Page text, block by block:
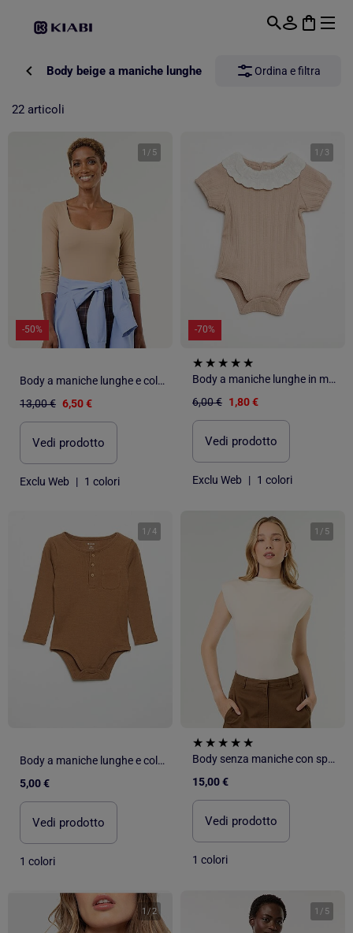
Body beige a maniche lunghe Ordina e filtra
22 articoli
1 / 5
-50%
Body a maniche lunghe e collo rotondo
13,00 € 6,50 €
Vedi prodotto
Exclu Web | 1 colori
1 / 3
-70%
Body a maniche lunghe in maglia a costine con colletto fantasia
6,00 € 1,80 €
Vedi prodotto
Exclu Web | 1 colori
1 /4
Body a maniche lunghe e collo abbottonato
5,00 €
Vedi prodotto
1 colori
1 / 5
Body senza maniche con spalline
15,00 €
Vedi prodotto
1 colori
1 /2 1 / 5